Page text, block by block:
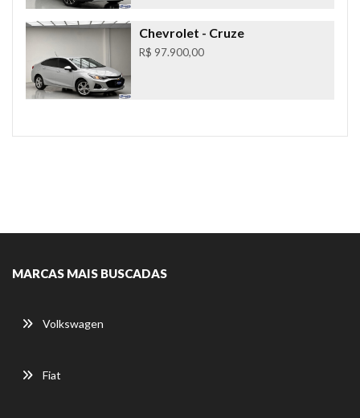
Chevrolet - Cruze
R$ 97.900,00
MARCAS MAIS BUSCADAS
Volkswagen
Fiat